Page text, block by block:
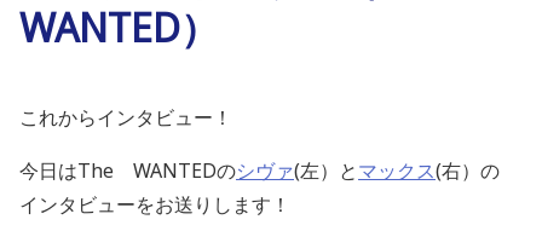
WANTED）
これからインタビュー！
今日はThe WANTEDのシヴァ(左）とマックス(右）の
インタビューをお送りします！